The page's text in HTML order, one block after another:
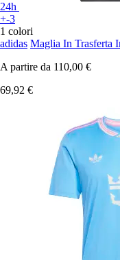
24h
+-3
1 colori
adidas Maglia In Trasferta
A partire da 110,00 €
69,92 €